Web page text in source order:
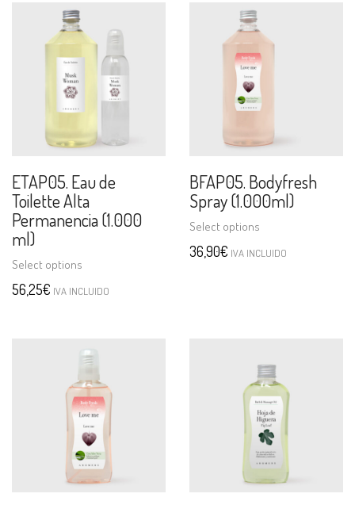
ETAP05. Eau de
Toilette Alta
Permanencia (1.000
ml)
Select options
56,25€ IVA INCLUIDO
BFAP05. Bodyfresh
Spray (1.000ml)
Select options
36,90€ IVA INCLUIDO